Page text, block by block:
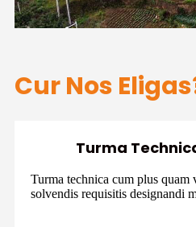
Cur Nos
Turma
Turma technica cum plus
solvendis requisitis designandi